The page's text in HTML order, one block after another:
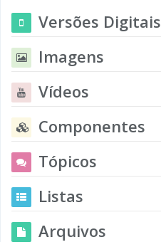
Versões Digitais
Imagens
Vídeos
Componentes
Tópicos
Listas
Arquivos